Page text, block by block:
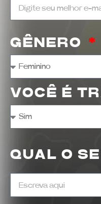
GÊNERO
VOCÊ É
QUAL O